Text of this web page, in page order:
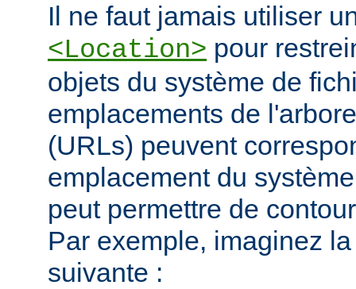
Il ne faut jamais utiliser
<Location> pour
objets du système de
emplacements de
(URLs) peuvent
emplacement du
peut permettre de
Par exemple, imaginez
suivante :